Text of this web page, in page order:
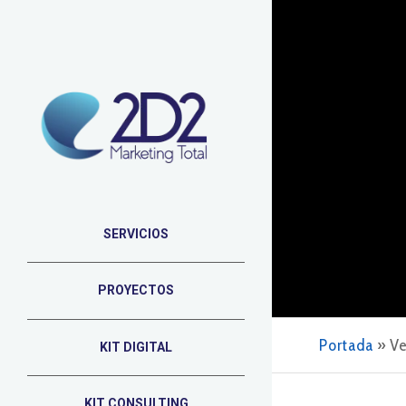
SERVICIOS
PROYECTOS
KIT DIGITAL Portada »